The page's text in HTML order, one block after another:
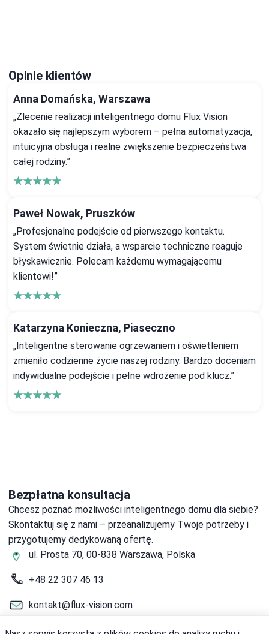
Opinie klientów
Anna Domańska, Warszawa
„Zlecenie realizacji inteligentnego domu Flux Vision
okazało się najlepszym wyborem – pełna automatyzacja,
intuicyjna obsługa i realne zwiększenie bezpieczeństwa
całej rodziny.”
★★★★★
Paweł Nowak, Pruszków
„Profesjonalne podejście od pierwszego kontaktu.
System świetnie działa, a wsparcie techniczne reaguje
błyskawicznie. Polecam każdemu wymagającemu
klientowi!”
★★★★★
Katarzyna Konieczna, Piaseczno
„Inteligentne sterowanie ogrzewaniem i oświetleniem
zmieniło codzienne życie naszej rodziny. Bardzo doceniam
indywidualne podejście i pełne wdrożenie pod klucz.”
★★★★★
Bezpłatna konsultacja
Chcesz poznać możliwości inteligentnego domu dla siebie?
Skontaktuj się z nami – przeanalizujemy Twoje potrzeby i
przygotujemy dedykowaną ofertę.
ul. Prosta 70, 00-838 Warszawa, Polska
+48 22 307 46 13
kontakt@flux-vision.com
Pon.-Pt.: 9:00-18:00, Sob.: 10:00-14:00